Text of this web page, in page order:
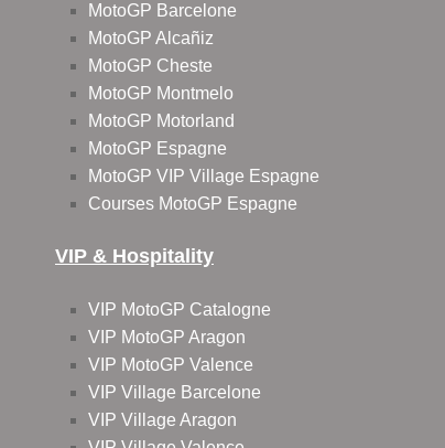
MotoGP Barcelone
MotoGP Alcañiz
MotoGP Cheste
MotoGP Montmelo
MotoGP Motorland
MotoGP Espagne
MotoGP VIP Village Espagne
Courses MotoGP Espagne
VIP & Hospitality
VIP MotoGP Catalogne
VIP MotoGP Aragon
VIP MotoGP Valence
VIP Village Barcelone
VIP Village Aragon